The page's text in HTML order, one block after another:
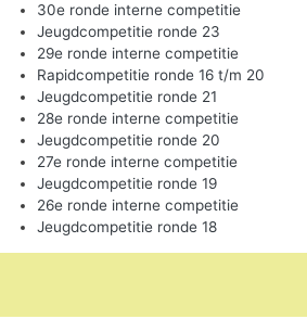
30e ronde interne competitie
Jeugdcompetitie ronde 23
29e ronde interne competitie
Rapidcompetitie ronde 16 t/m 20
Jeugdcompetitie ronde 21
28e ronde interne competitie
Jeugdcompetitie ronde 20
27e ronde interne competitie
Jeugdcompetitie ronde 19
26e ronde interne competitie
Jeugdcompetitie ronde 18